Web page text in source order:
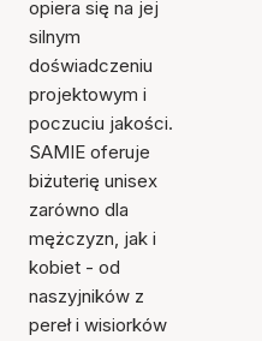
opiera się na jej
silnym
doświadczeniu
projektowym i
poczuciu jakości.
SAMIE oferuje
biżuterię unisex
zarówno dla
mężczyzn, jak i
kobiet - od
naszyjników z
pereł i wisiorków